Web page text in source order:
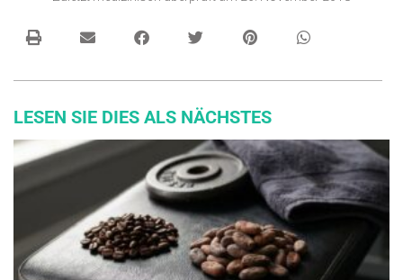
LESEN SIE DIES ALS NÄCHSTES